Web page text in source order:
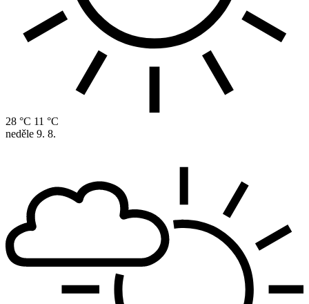
28 °C 11 °C
neděle 9. 8.